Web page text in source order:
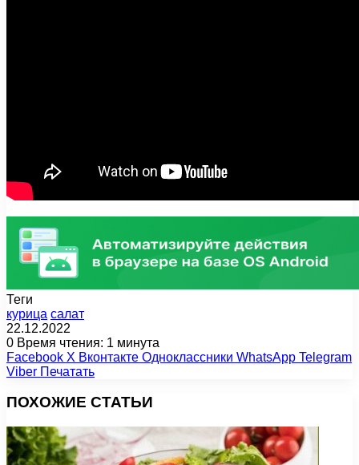
Теги
курица салат
22.12.2022
0 Время чтения: 1 минута
Facebook X Вконтакте Одноклассники WhatsApp Telegram
Viber Печатать
ПОХОЖИЕ СТАТЬИ